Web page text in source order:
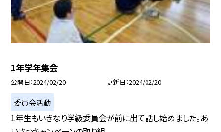
1年学年集会
公開日 2024/02/20 更新日 2024/02/20
委員会活動
1年生もいきなり学級委員会が前に出て話し始めました。あ